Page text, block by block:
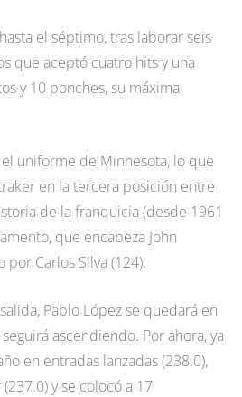
el séptimo, tras laborar seis
que aceptó cuatro hits y una
y 10 ponches, su máxima
uniforme de Minnesota, lo que
en la tercera posición entre
de la franquicia (desde 1961
que encabeza John
por Carlos Silva (124).
Pablo López se quedará en
ascendiendo. Por ahora, ya
en entradas lanzadas (238.0),
y se colocó a 17